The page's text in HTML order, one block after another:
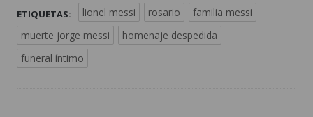
ETIQUETAS: lionel messi rosario
familia messi
muerte jorge messi
homenaje despedida
funeral íntimo